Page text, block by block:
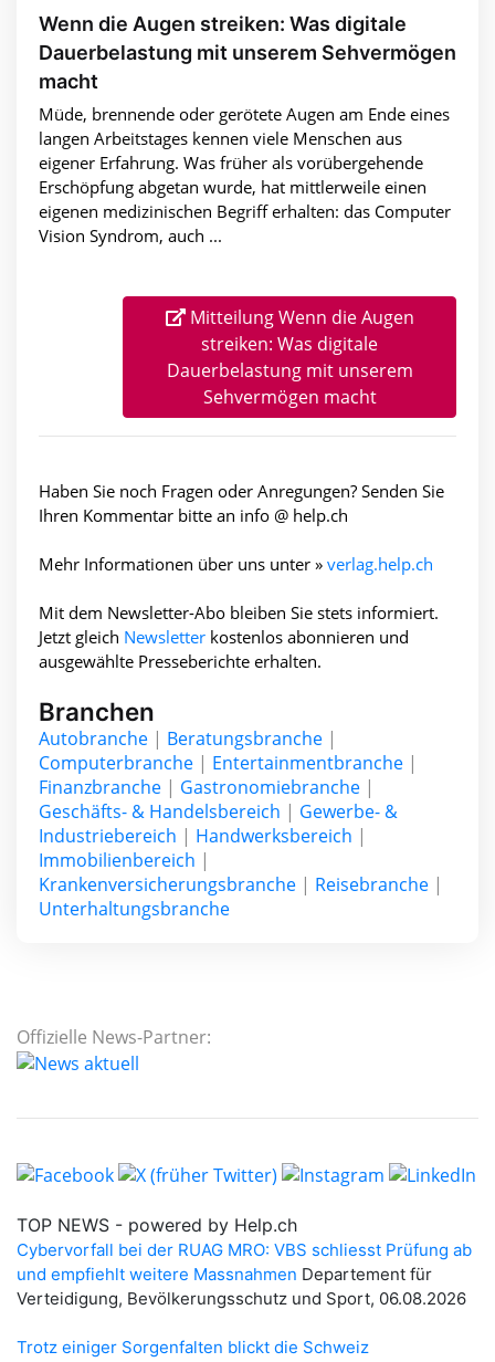
Wenn die Augen streiken: Was digitale
Dauerbelastung mit unserem Sehvermögen
macht
Müde, brennende oder gerötete Augen am Ende eines
langen Arbeitstages kennen viele Menschen aus
eigener Erfahrung. Was früher als vorübergehende
Erschöpfung abgetan wurde, hat mittlerweile einen
eigenen medizinischen Begriff erhalten: das Computer
Vision Syndrom, auch ...
Mitteilung Wenn die Augen
streiken: Was digitale
Dauerbelastung mit unserem
Sehvermögen macht
Haben Sie noch Fragen oder Anregungen? Senden Sie
Ihren Kommentar bitte an info @ help.ch
Mehr Informationen über uns unter » verlag.help.ch
Mit dem Newsletter-Abo bleiben Sie stets informiert.
Jetzt gleich Newsletter kosten­los abonnieren und
ausgewählte Presseberichte erhalten.
Branchen
Autobranche | Beratungsbranche |
Computerbranche | Entertainmentbranche |
Finanzbranche | Gastronomiebranche |
Geschäfts- & Handelsbereich | Gewerbe- &
Industriebereich | Handwerksbereich |
Immobilienbereich |
Krankenversicherungsbranche | Reisebranche |
Unterhaltungsbranche
Offizielle News-Partner: